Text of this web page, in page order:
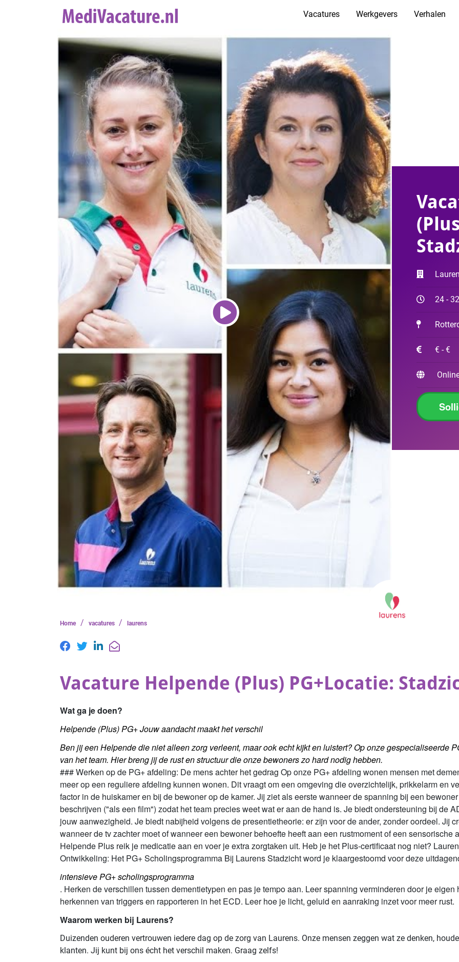
Vacatures Werkgevers Verhalen
24 -
€ - €
Home / vacatures / laurens
Vacature Helpende (Plus) PG+Locatie:
Wat ga je doen?
Helpende (Plus) PG+ Jouw aandacht maakt het verschil
Ben jij een Helpende die niet alleen zorg verleent, maar ook echt kijkt en luistert? Op onze gespecialiseerde
van het team. Hier breng jij de rust en structuur die onze bewoners zo hard nodig hebben.
### Werken op de PG+ afdeling: De mens achter het gedrag Op onze PG+ afdeling wonen mensen met
meer op een reguliere afdeling kunnen wonen. Dit vraagt om een omgeving die overzichtelijk, prikkelarm en
factor in de huiskamer en bij de bewoner op de kamer. Jij ziet als eerste wanneer de spanning bij een
beschrijven ("als een film") zodat het team precies weet wat er aan de hand is. Je biedt ondersteuning bij de
jouw aanwezigheid. Je biedt nabijheid volgens de presentietheorie: er zijn voor de ander, zonder oordeel. Jij
wanneer de tv zachter moet of wanneer een bewoner behoefte heeft aan een rustmoment of een
Helpende Plus reik je medicatie aan en voer je extra zorgtaken uit. Heb je het Plus-certificaat nog niet?
Ontwikkeling: Het PG+ Scholingsprogramma Bij Laurens Stadzicht word je klaargestoomd voor deze
intensieve PG+ scholingsprogramma
. Herken de verschillen tussen dementietypen en pas je tempo aan. Leer spanning verminderen door je
herkennen van triggers en rapporteren in het ECD. Leer hoe je licht, geluid en aanraking inzet voor meer rust.
Waarom werken bij Laurens?
Duizenden ouderen vertrouwen iedere dag op de zorg van Laurens. Onze mensen zeggen wat ze denken,
klanten. Jij kunt bij ons écht het verschil maken. Graag zelfs!